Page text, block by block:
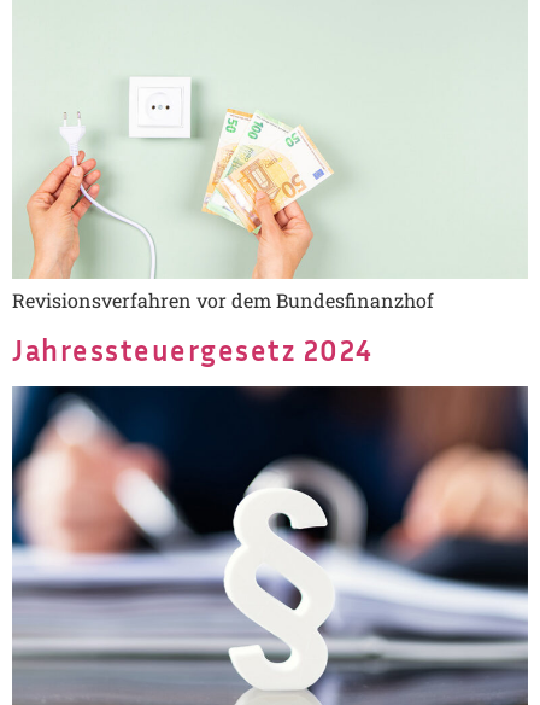
Revisionsverfahren vor dem Bundesfinanzhof
Jahressteuergesetz 2024